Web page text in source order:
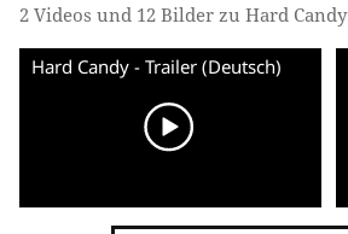
2 Videos und 12 Bilder zu Hard Candy
Hard Candy - Trailer (Deutsch)